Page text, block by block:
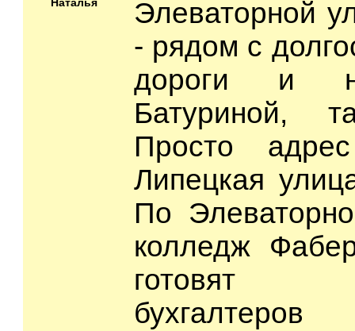
Элеваторной
- рядом с
дороги и
Батуриной,
Просто
Липецкая
По
колледж
готовят